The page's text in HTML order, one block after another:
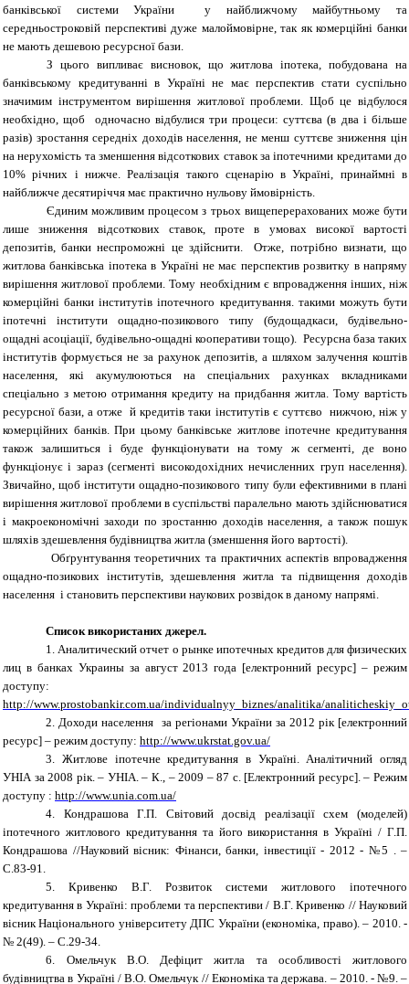
банківської системи України у найближчому майбутньому та
середньостроковій перспективі дуже малоймовірне, так як комерційні банки
не мають дешевою ресурсної бази.
З цього випливає висновок, що житлова іпотека, побудована на
банківському кредитуванні в Україні не має перспектив стати суспільно
значимим інструментом вирішення житлової проблеми. Щоб це відбулося
необхідно, щоб одночасно відбулися три процеси: суттєва (в два і більше
разів) зростання середніх доходів населення, не менш суттєве зниження цін
на нерухомість та зменшення відсоткових ставок за іпотечними кредитами до
10% річних і нижче. Реалізація такого сценарію в Україні, принаймні в
найближче десятиріччя має практично нульову ймовірність.
Єдиним можливим процесом з трьох вищеперерахованих може бути
лише зниження відсоткових ставок, проте в умовах високої вартості
депозитів, банки неспроможні це здійснити. Отже, потрібно визнати, що
житлова банківська іпотека в Україні не має перспектив розвитку в напряму
вирішення житлової проблеми. Тому необхідним є впровадження інших, ніж
комерційні банки інститутів іпотечного кредитування. такими можуть бути
іпотечні інститути ощадно-позикового типу (будощадкаси, будівельно-
ощадні асоціації, будівельно-ощадні кооперативи тощо). Ресурсна база таких
інститутів формується не за рахунок депозитів, а шляхом залучення коштів
населення, які акумулюються на спеціальних рахунках вкладниками
спеціально з метою отримання кредиту на придбання житла. Тому вартість
ресурсної бази, а отже й кредитів таки інститутів є суттєво нижчою, ніж у
комерційних банків. При цьому банківське житлове іпотечне кредитування
також залишиться і буде функціонувати на тому ж сегменті, де воно
функціонує і зараз (сегменті високодохідних нечисленних груп населення).
Звичайно, щоб інститути ощадно-позикового типу були ефективними в плані
вирішення житлової проблеми в суспільстві паралельно мають здійснюватися
і макроекономічні заходи по зростанню доходів населення, а також пошук
шляхів здешевлення будівництва житла (зменшення його вартості).
Обґрунтування теоретичних та практичних аспектів впровадження
ощадно-позикових інститутів, здешевлення житла та підвищення доходів
населення і становить перспективи наукових розвідок в даному напрямі.
Список використаних джерел.
1.
Аналитический отчет о рынке ипотечных кредитов для физических
лиц в банках Украины за август 2013 года [електронний ресурс] – режим
доступу:
http://www.prostobankir.com.ua/individualnyy_biznes/analitika/
2. Доходи населення за регіонами України за 2012 рік [електронний
ресурс] – режим доступу: http://www.ukrstat.gov.ua/
3.
Житлове іпотечне кредитування в Україні. Аналітичний огляд
УНІА за 2008 рік. – УНІА. – К., – 2009 – 87 с. [Електронний ресурс]. – Режим
доступу : http://www.unia.com.ua/
4.
Кондрашова Г.П. Світовий досвід реалізації схем (моделей)
іпотечного житлового кредитування та його використання в Україні / Г.П.
Кондрашова //Науковий вісник: Фінанси, банки, інвестиції - 2012 - №5 . –
С.83-91.
5.
Кривенко В.Г. Розвиток системи житлового іпотечного
кредитування в Україні: проблеми та перспективи / В.Г. Кривенко // Науковий
вісник Національного університету ДПС України (економіка, право). – 2010. -
№ 2(49). – С.29-34.
6.
Омельчук В.О. Дефіцит житла та особливості житлового
будівництва в Україні / В.О. Омельчук // Економіка та держава. – 2010. - №9. –